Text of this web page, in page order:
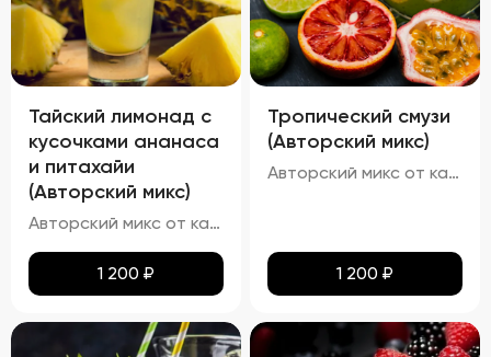
Тайский лимонад с
кусочками ананаса
и питахайи
(Авторский микс)
Авторский микс от кальянных мастеров - Свежий коктейль с ярким ананасовым шейком и ноткой питахайи
1 200 ₽
Тропический смузи
(Авторский микс)
Авторский микс от кальянных мастеров - Тропический коктейль на основе ананаса с добавлением ягоды асаи, малины ,лайма и кусочков дыни
1 200 ₽